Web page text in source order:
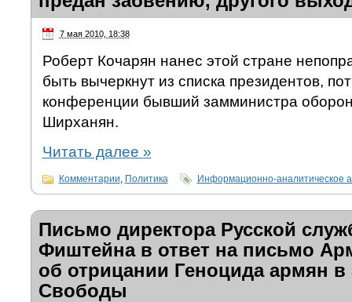
7 мая 2010, 18:38
Роберт Кочарян нанес этой стране
быть вычеркнут из списка президентов,
конференции бывший замминистра
Ширханян.
Читать далее »
Комментарии, Политика Информационно-аналитическое
Письмо директора Русской
Фиштейна в ответ на письмо
об отрицании Геноцида армян
Свободы